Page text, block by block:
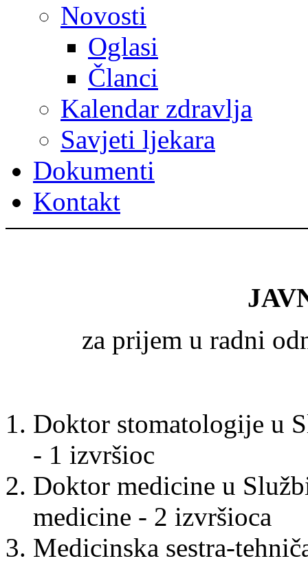
Novosti
Oglasi
Članci
Kalendar zdravlja
Savjeti ljekara
Dokumenti
Kontakt
za prijem u radni
Doktor stomatologije u
- 1 izvršioc
Doktor medicine u
medicine - 2 izvršioca
Medicinska sestra-